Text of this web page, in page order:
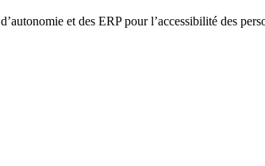
et des ERP pour l’accessibilité des